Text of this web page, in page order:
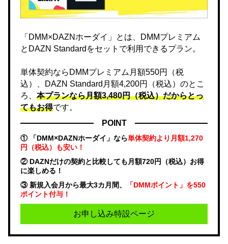
「DMM×DAZNホーダイ」とは、DMMプレミアム
とDAZN Standardをセットで利用できるプラン。
単体契約ならDMMプレミアム月額550円（税
込）、DAZN Standard月額4,200円（税込）のとこ
ろ、 本プランなら月額3,480円（税込）だからとっ
てもお得です。
POINT
① 「DMM×DAZNホーダイ」なら単体契約より月額1,270
円（税込）も安い！
② DAZNだけの契約と比較しても月額720円（税込）お得
に楽しめる！
③ 新規入会月から最大3カ月間、
「DMMポイント」を550
ポイント付与！
お申し込み特設ページ